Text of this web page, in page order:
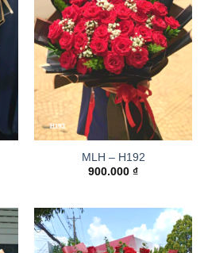
MLH – H192
900.000 ₫